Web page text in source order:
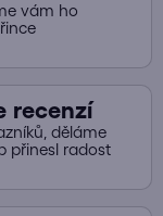
vám ho
recenzí
děláme
přinesl radost